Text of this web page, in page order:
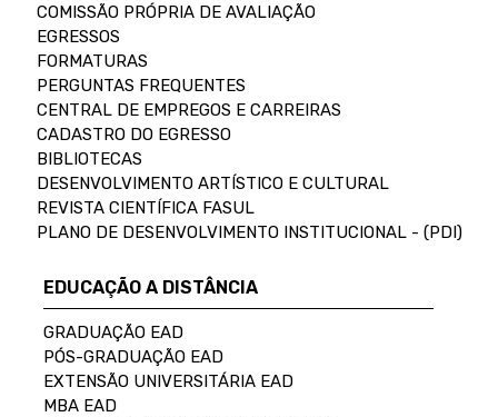
COMISSÃO PRÓPRIA DE AVALIAÇÃO
EGRESSOS
FORMATURAS
PERGUNTAS FREQUENTES
CENTRAL DE EMPREGOS E CARREIRAS
CADASTRO DO EGRESSO
BIBLIOTECAS
DESENVOLVIMENTO ARTÍSTICO E CULTURAL
REVISTA CIENTÍFICA FASUL
PLANO DE DESENVOLVIMENTO INSTITUCIONAL - (PDI)
EDUCAÇÃO A DISTÂNCIA
GRADUAÇÃO EAD
PÓS-GRADUAÇÃO EAD
EXTENSÃO UNIVERSITÁRIA EAD
MBA EAD